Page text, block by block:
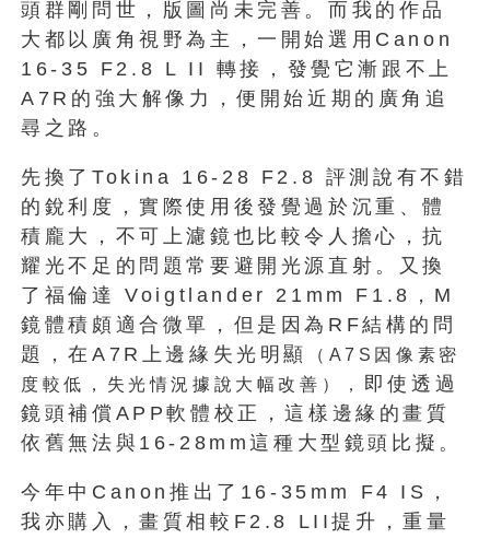
頭群剛問世，版圖尚未完善。而我的作品
大都以廣角視野為主，一開始選用Canon
16-35 F2.8 L II 轉接，發覺它漸跟不上
A7R的強大解像力，便開始近期的廣角追
尋之路。
先換了Tokina 16-28 F2.8 評測說有不錯
的銳利度，實際使用後發覺過於沉重、體
積龐大，不可上濾鏡也比較令人擔心，抗
耀光不足的問題常要避開光源直射。又換
了福倫達 Voigtlander 21mm F1.8，M
鏡體積頗適合微單，但是因為RF結構的問
題，在A7R上邊緣失光明顯
（A7S因像素密
度較低，失光情況據說大幅改善）， 即使透過
鏡頭補償APP軟體校正，這樣邊緣的畫質
依舊無法與16-28mm這種大型鏡頭比擬。
今年中Canon推出了16-35mm F4 IS，
我亦購入，畫質相較F2.8 LII提升，重量